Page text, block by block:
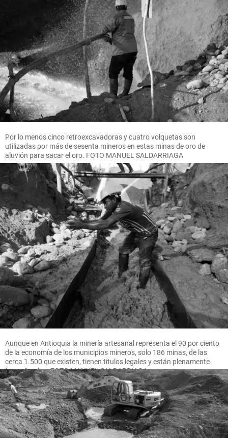
Por lo menos cinco retroexcavadoras y cuatro volquetas son
utilizadas por más de sesenta mineros en estas minas de oro de
aluvión para sacar el oro. FOTO MANUEL SALDARRIAGA
Aunque en Antioquia la minería artesanal representa el 90 por ciento
de la economía de los municipios mineros, solo 186 minas, de las
cerca 1.500 que existen, tienen títulos legales y están plenamente
formalizadas. FOTO MANUEL SALDARRIAGA